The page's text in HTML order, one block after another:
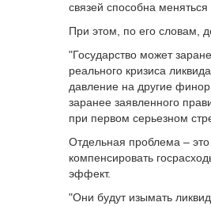
связей способна
При этом, по его словам,
"Государство может
реального кризиса
давление на другие
заранее заявленного
при первом серьезном
Отдельная проблема –
компенсировать
эффект.
"Они будут изымать